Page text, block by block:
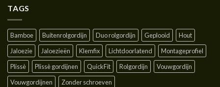
TAGS
Bamboe Buitenrolgordijn Duo rolgordijn Geplooid
Hout
Jaloezie
Jaloezieën Klemfix Lichtdoorlatend
Montageprofiel
Plissè
Plissè gordijnen QuickFit Rolgordijn
Vouwgordijn
Vouwgordijnen
Zonder schroeven